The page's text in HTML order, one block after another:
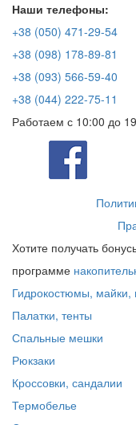
Наши телефоны:
+38 (050) 471-29-54
+38 (098) 178-89-81
+38 (093) 566-59-40
+38 (044) 222-75-11
Работаем с 10:00 до
Хотите получать
программе
Гидрокостюмы, майки,
Палатки, тенты
Спальные мешки
Рюкзаки
Кроссовки, сандалии
Термобелье